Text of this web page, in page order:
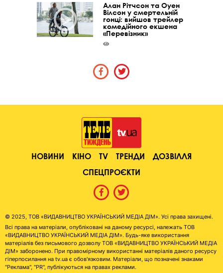
Алан Рітчсон та Оуен
Вілсон у смертельній
гонці: вийшов трейлер
комедійного екшена
«Перевізник»
НОВИНИ КІНО TV ТРЕНДИ
ДОЗВІЛЛЯ
СПЕЦПРОЄКТИ
© 2025, ТОВ «ВИДАВНИЦТВО УКРАЇНСЬКИЙ МЕДІА ДІМ». Усі права захищені.
Всі права на матеріали, опубліковані на даному ресурсі, належать ТОВ
«ВИДАВНИЦТВО УКРАЇНСЬКИЙ МЕДІА ДІМ». Будь-яке використання
матеріалів без письмового дозволу ТОВ «ВИДАВНИЦТВО УКРАЇНСЬКИЙ МЕДІА
ДІМ» заборонено. При правомірному використанні матеріалів даного ресурсу
гіперпосилання на tv.ua є обов'язковим. Матеріали, що позначені знаками
"Реклама", "PR", публікуються на правах реклами.